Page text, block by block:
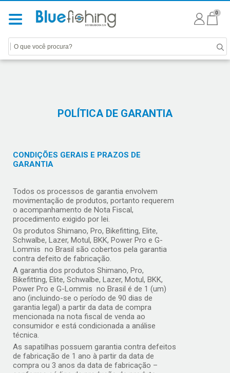
0
POLÍTICA DE GARANTIA
CONDIÇÕES GERAIS E PRAZOS DE
GARANTIA
Todos os processos de garantia envolvem
movimentação de produtos, portanto requerem
o acompanhamento de Nota Fiscal,
procedimento exigido por lei.
Os produtos Shimano, Pro, Bikefitting, Elite,
Schwalbe, Lazer, Motul, BKK, Power Pro e G-
Lommis no Brasil são cobertos pela garantia
contra defeito de fabricação.
A garantia dos produtos Shimano, Pro,
Bikefitting, Elite, Schwalbe, Lazer, Motul, BKK,
Power Pro e G-Lommis no Brasil é de 1 (um)
ano (incluindo-se o período de 90 dias de
garantia legal) a partir da data de compra
mencionada na nota fiscal de venda ao
consumidor e está condicionada a análise
técnica.
As sapatilhas possuem garantia contra defeitos
de fabricação de 1 ano à partir da data de
compra ou 3 anos da data de fabricação –